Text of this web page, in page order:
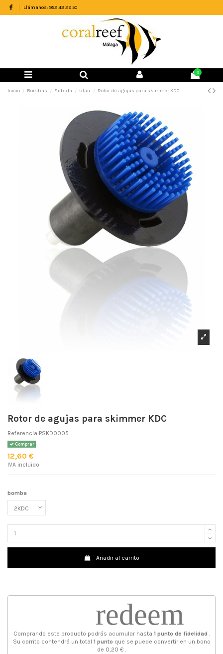
Llámanos: 952 43 29 50
0
Inicio Bombas Subida blau Rotor de agujas para skimmer KDC
Rotor de agujas para skimmer KDC
Referencia PSKD0005
Comprar
12,60 €
IVA incluido
bomba
Añadir al carrito
redeem
Comprando este producto podrás acumular hasta 1 punto de fidelidad .
Su carrito contendrá un total 1 punto que se puede convertir en un bono
de 0,20 € .